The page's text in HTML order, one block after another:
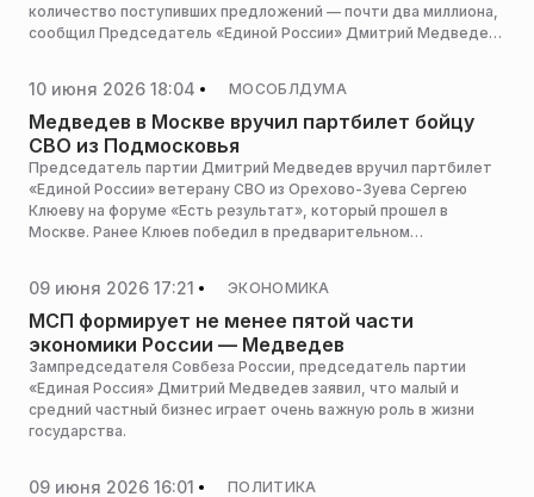
количество поступивших предложений — почти два миллиона,
сообщил Председатель «Единой России» Дмитрий Медведев
10 июня 2026 18:04 МОСОБЛДУМА
Медведев в Москве вручил партбилет бойцу
СВО из Подмосковья
Председатель партии Дмитрий Медведев вручил партбилет
«Единой России» ветерану СВО из Орехово-Зуева Сергею
Клюеву на форуме «Есть результат», который прошел в
Москве. Ранее Клюев победил в предварительном
09 июня 2026 17:21 ЭКОНОМИКА
МСП формирует не менее пятой части
экономики России — Медведев
Зампредседателя Совбеза России, председатель партии
«Единая Россия» Дмитрий Медведев заявил, что малый и
средний частный бизнес играет очень важную роль в жизни
государства.
09 июня 2026 16:01 ПОЛИТИКА